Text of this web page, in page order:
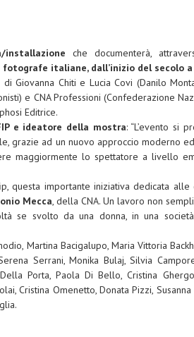
installazione che documenterà,
italiane, dall’inizio del secolo a
Giovanna Chiti e Lucia Covi (Danilo
e CNA Professioni (Confederazione
Editrice.
e ideatore della mostra: “L’evento si
grazie ad un nuovo approccio moderno
maggiormente lo spettatore a livello
questa importante iniziativa dedicata
Mecca, della CNA. Un lavoro non
se svolto da una donna, in una
Martina Bacigalupo, Maria Vittoria
Serrani, Monika Bulaj, Silvia
Porta, Paola Di Bello, Cristina
Cristina Omenetto, Donata Pizzi,